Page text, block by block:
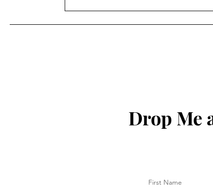
શિક્ષણ ખાતાના વહીવટી સ્ટાફના
Drop Me
First Name